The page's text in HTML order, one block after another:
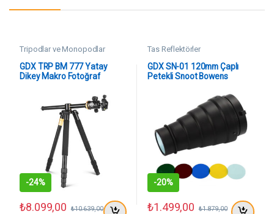
Tripodlar ve Monopodlar
GDX TRP BM 777 Yatay
Dikey Makro Fotoğraf
-24%
₺8.099,00 ₺10.639,00
Tas Reflektörler
GDX SN-01 120mm Çaplı
Petekli Snoot Bowens
-20%
₺1.499,00 ₺1.879,00